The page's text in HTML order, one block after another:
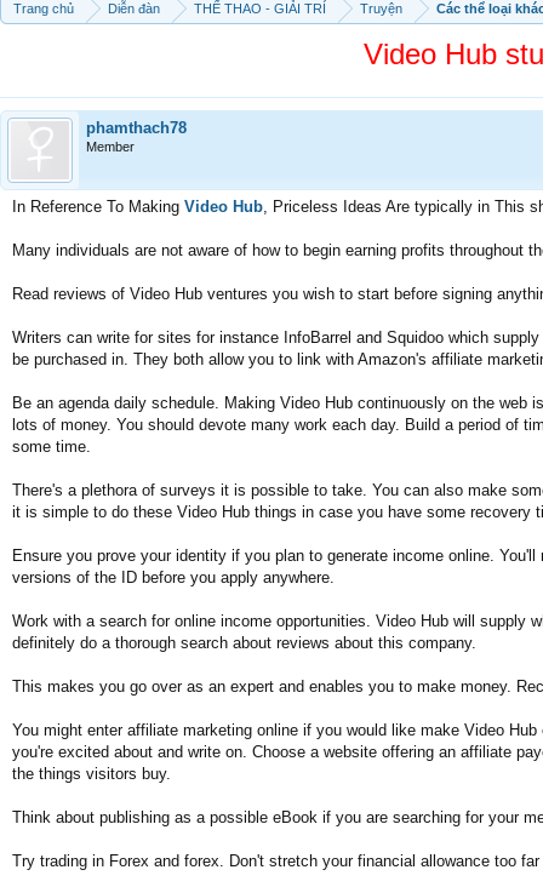
Trang chủ Diễn đàn THỂ THAO - GIẢI TRÍ Truyện Các thể loại
Video Hub
phamthach78
Member
In Reference To Making Video Hub, Priceless Ideas Are typically in This
Many individuals are not aware of how to begin earning profits throughout
Read reviews of Video Hub ventures you wish to start before signing
Writers can write for sites for instance InfoBarrel and Squidoo which
be purchased in. They both allow you to link with Amazon's affiliate
Be an agenda daily schedule. Making Video Hub continuously on the
lots of money. You should devote many work each day. Build a period of
some time.
There's a plethora of surveys it is possible to take. You can also make
it is simple to do these Video Hub things in case you have some recovery
Ensure you prove your identity if you plan to generate income online.
versions of the ID before you apply anywhere.
Work with a search for online income opportunities. Video Hub will
definitely do a thorough search about reviews about this company.
This makes you go over as an expert and enables you to make money.
You might enter affiliate marketing online if you would like make Video
you're excited about and write on. Choose a website offering an affiliate
the things visitors buy.
Think about publishing as a possible eBook if you are searching for your
Try trading in Forex and forex. Don't stretch your financial allowance too